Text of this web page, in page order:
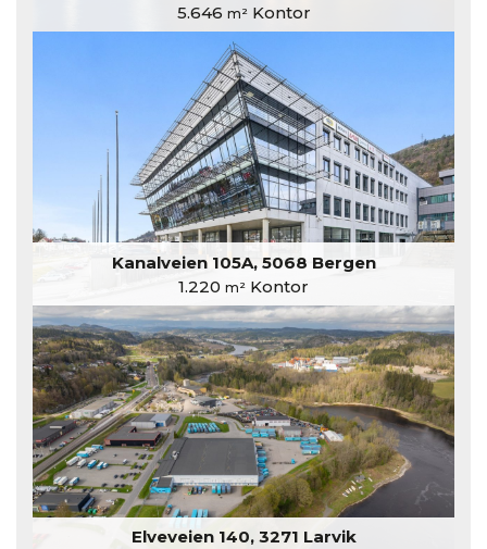
5.646 m²Kontor
Kanalveien 105A, 5068 Bergen
1.220 m² Kontor
Elveveien 140, 3271 Larvik